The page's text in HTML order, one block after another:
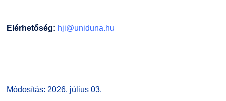
Elérhetőség: hji@uniduna.hu
Módosítás: 2026. július 03.